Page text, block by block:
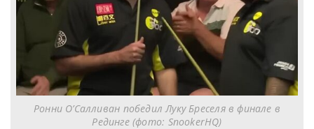
Ронни О’Салливан победил Луку Бреселя в финале в
Рединге (фото: SnookerHQ)